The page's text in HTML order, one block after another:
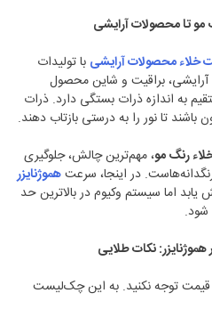
مو تا محصولات آرایشی
خلاء محصولات آرایشی با تولیدات
براقیت و شاین محصول
به اندازه ذرات بستگی دارد. ذرات
رنگ مو، مهم‌ترین چالش، جلوگیری
در اینجا، سرعتهموژنایزر
اما سیستم وکیوم در بالاترین حد
شود.
نکات طلایی
قیمت توجه نکنید. به این چک‌لیست